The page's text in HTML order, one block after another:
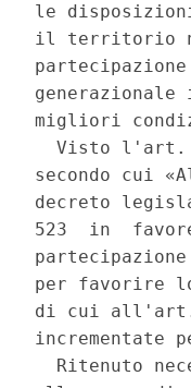
le
il territorio
migliori
Visto
secondo cui
decreto
523  in
per favorire
di cui all'art.
Ritenuto